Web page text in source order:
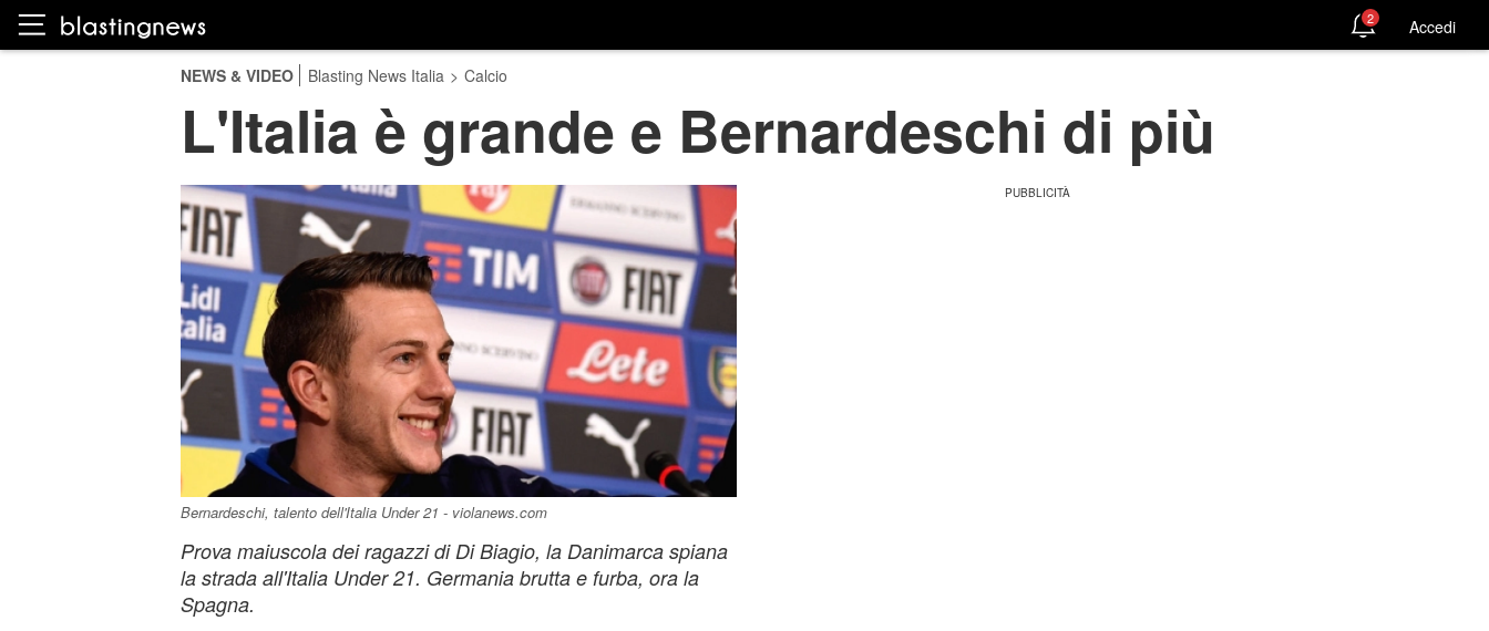
2 Accedi
NEWS & VIDEO Blasting News Italia > Calcio
L'Italia è grande e Bernardeschi di più
Bernardeschi, talento dell'Italia Under 21 - violanews.com
Prova maiuscola dei ragazzi di Di Biagio, la Danimarca spiana
la strada all'Italia Under 21. Germania brutta e furba, ora la
Spagna.